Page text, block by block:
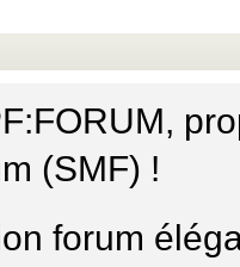
(SMF) !
forum